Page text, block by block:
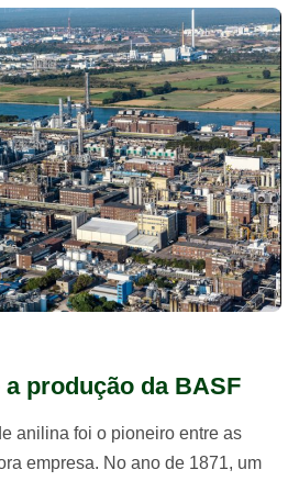
produção da BASF
anilina foi o pioneiro entre as
empresa. No ano de 1871, um